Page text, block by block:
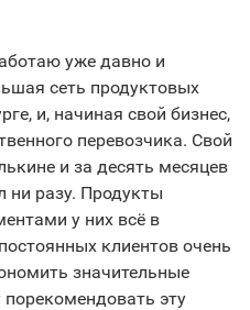
уже давно и
сеть продуктовых
и, начиная свой бизнес,
перевозчика. Свой
и за десять месяцев
ни разу. Продукты
у них всё в
клиентов очень
значительные
эту